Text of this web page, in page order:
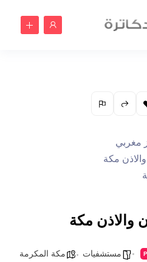
والاذن مكة
مستشفيات مكة المكرمة